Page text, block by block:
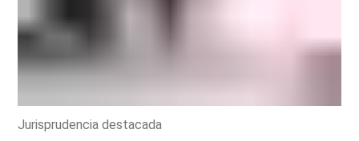
Jurisprudencia destacada